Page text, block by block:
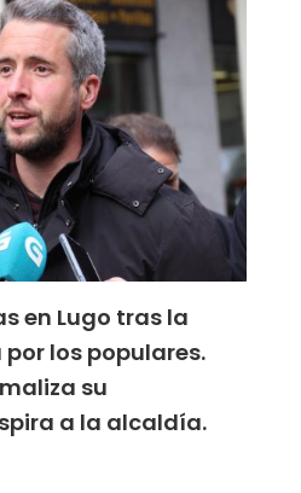
en Lugo tras la
los populares.
su
a la alcaldía.